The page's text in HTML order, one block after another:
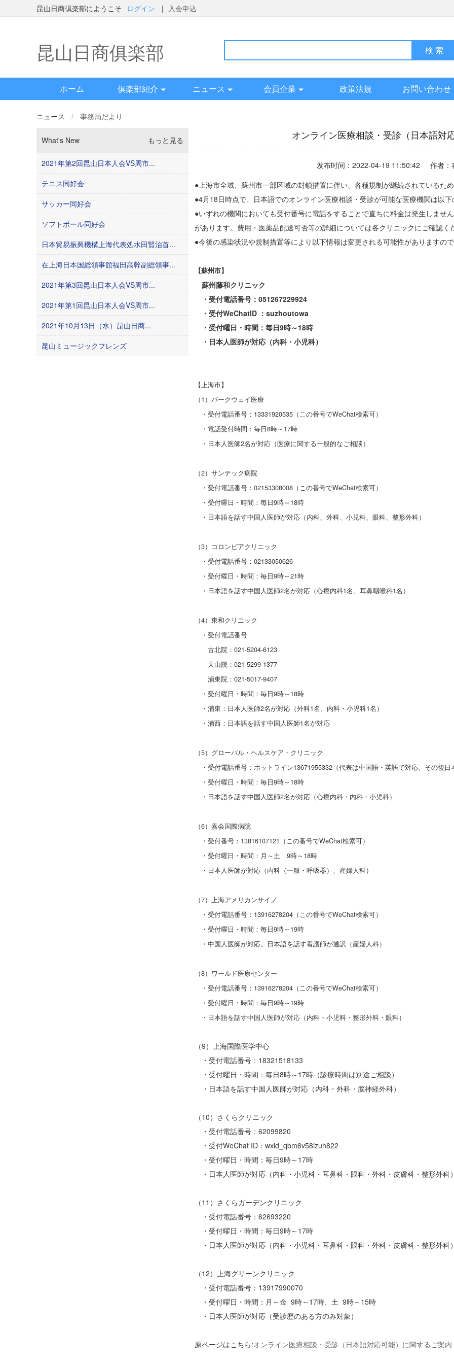
昆山日商倶楽部にようこそ ログイン | 入会申込
昆山日商俱楽部
ホーム 俱楽部紹介 ニュース 会員企業 政策法規 お問い合わせ
ニュース / 事務局だより
オンライン医療相談・受診（日本語対
发布时间：2022-04-19 11:50:42 作者：
●上海市全域、 蘇州市一部区域の封鎖措置に伴い、各種規制が継続されているた
●4月18日時点で、日本語でのオンライン医療相談・受診が可能な医療機関は以下
●いずれの機関においても受付番号に電話をすることで直ちに料金は発生しませ
があります。費用・医薬品配送可否等の詳細については各クリニックにご確認く
●今後の感染状況や規制措置等により以下情報は変更される可能性がありますの
【蘇州市】
蘇州藤和クリニック
・受付電話番号：051267229924
・受付WeChatID ：suzhoutowa
・受付曜日・時間：毎日9時～18時
・日本人医師が対応（内科・小児科）
【上海市】
（1）パークウェイ医療
・受付電話番号：13331920535（この番号でWeChat検索可）
・電話受付時間：毎日8時～17時
・日本人医師2名が対応（医療に関する一般的なご相談）
（2）サンテック病院
・受付電話番号：02153308008（この番号でWeChat検索可）
・受付曜日・時間：毎日9時～18時
・日本語を話す中国人医師が対応（内科、外科、小児科、眼科、整形外科）
（3）コロンビアクリニック
・受付電話番号：02133050626
・受付曜日・時間：毎日9時～21時
・日本語を話す中国人医師2名が対応（心療内科1名、耳鼻咽喉科1名）
（4）東和クリニック
・受付電話番号
古北院：021-5204-6123
天山院：021-5299-1377
浦東院：021-5017-9407
・受付曜日・時間：毎日9時～18時
・浦東：日本人医師2名が対応（外科1名、内科・小児科1名）
・浦西：日本語を話す中国人医師1名が対応
（5）グローバル・ヘルスケア・クリニック
・受付電話番号：ホットライン13671955332（代表は中国語・英語で対応。その後日
・受付曜日・時間：毎日9時～18時
・日本語を話す中国人医師2名が対応（心療内科・内科・小児科）
（6）嘉会国際病院
・受付番号：13816107121（この番号でWeChat検索可）
・受付曜日・時間：月～土 9時～18時
・日本人医師が対応（内科（一般・呼吸器）、産婦人科）
（7）上海アメリカンサイノ
・受付電話番号：13916278204（この番号でWeChat検索可）
・受付曜日・時間：毎日9時～19時
・中国人医師が対応。日本語を話す看護師が通訳（産婦人科）
（8）ワールド医療センター
・受付電話番号：13916278204（この番号でWeChat検索可）
・受付曜日・時間：毎日9時～19時
・日本語を話す中国人医師が対応（内科・小児科・整形外科・眼科）
（9）上海国際医学中心
・受付電話番号：18321518133
・受付曜日・時間：毎日8時～17時（診療時間は別途ご相談）
・日本語を話す中国人医師が対応（内科・外科・脳神経外科）
（10）さくらクリニック
・受付電話番号：62099820
・受付WeChat ID：wxid_qbm6v58izuh822
・受付曜日・時間：毎日9時～17時
・日本人医師が対応（内科・小児科・耳鼻科・眼科・外科・皮膚科・整形外科）
（11）さくらガーデンクリニック
・受付電話番号：62693220
・受付曜日・時間：毎日9時～17時
・日本人医師が対応（内科・小児科・耳鼻科・眼科・外科・皮膚科・整形外科）
（12）上海グリーンクリニック
・受付電話番号：13917990070
・受付曜日・時間：月～金 9時～17時、土 9時～15時
・日本人医師が対応（受診歴のある方のみ対象）
原ページはこちら:オンライン医療相談・受診（日本語対応可能）に関するご案内
What's New もっと見る
2021年第2回昆山日本人会VS周市...
テニス同好会
サッカー同好会
ソフトボール同好会
日本貿易振興機構上海代表処水田賢治首...
在上海日本国総領事館福田高幹副総領事...
2021年第3回昆山日本人会VS周市...
2021年第1回昆山日本人会VS周市...
2021年10月13日（水）昆山日商...
昆山ミュージックフレンズ